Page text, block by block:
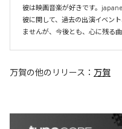
彼は映画音楽が好きです。
彼に関して、過去の出演イベン
ませんが、今後とも、心に残る曲
万賀の他のリリース： 万賀